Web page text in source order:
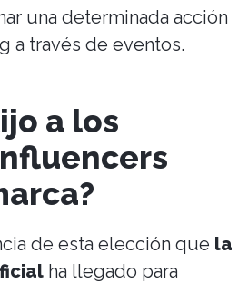
una determinada acción
a través de eventos.
a los
de esta elección que la
ha llegado para